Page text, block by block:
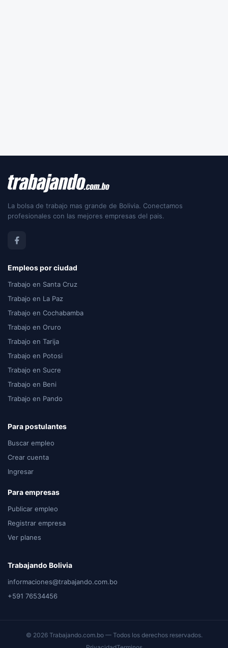
La bolsa de trabajo mas grande de Bolivia. Conectamos
profesionales con las mejores empresas del pais.
Empleos por ciudad
Trabajo en Santa Cruz
Trabajo en La Paz
Trabajo en Cochabamba
Trabajo en Oruro
Trabajo en Tarija
Trabajo en Potosi
Trabajo en Sucre
Trabajo en Beni
Trabajo en Pando
Para postulantes
Buscar empleo
Crear cuenta
Ingresar
Para empresas
Publicar empleo
Registrar empresa
Ver planes
Trabajando Bolivia
informaciones@trabajando.com.bo
+591 76534456
© 2026 Trabajando.com.bo — Todos los derechos reservados.